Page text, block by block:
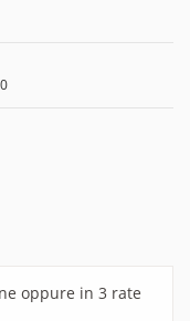
oppure in 3 rate